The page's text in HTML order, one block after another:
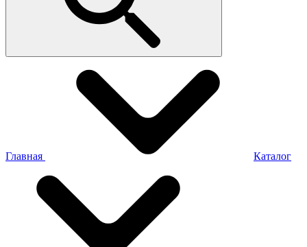
Главная Каталог